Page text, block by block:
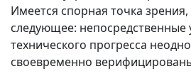
Имеется спорная точка
следующее: непосредственные
технического прогресса
своевременно